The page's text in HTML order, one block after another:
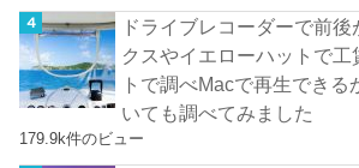
ドライブレコーダーで前後
クスやイエローハットで工
トで調べMacで再生できる
いても調べてみました
179.9k件のビュー